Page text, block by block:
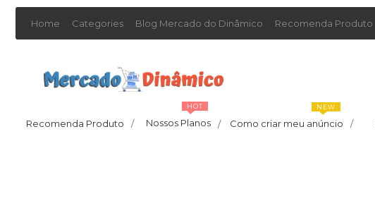
Home Categories Blog Mercado do Dinâmico Recomenda Produto
Recomenda Produto / Nossos Planos /
HOT
Como criar meu anúncio /
NEW